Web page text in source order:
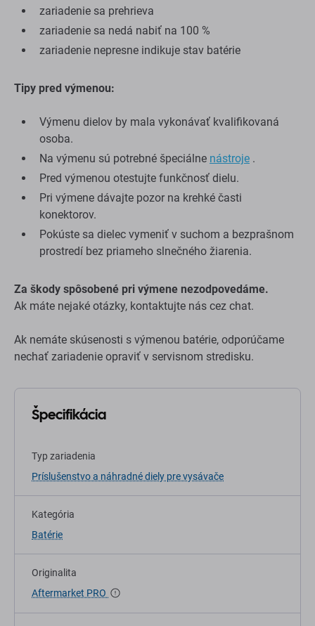
zariadenie sa prehrieva
zariadenie sa nedá nabiť na 100 %
zariadenie nepresne indikuje stav batérie
Tipy pred výmenou:
Výmenu dielov by mala vykonávať kvalifikovaná
osoba.
Na výmenu sú potrebné špeciálne nástroje .
Pred výmenou otestujte funkčnosť dielu.
Pri výmene dávajte pozor na krehké časti
konektorov.
Pokúste sa dielec vymeniť v suchom a bezprašnom
prostredí bez priameho slnečného žiarenia.
Za škody spôsobené pri výmene nezodpovedáme.
Ak máte nejaké otázky, kontaktujte nás cez chat.
Ak nemáte skúsenosti s výmenou batérie, odporúčame
nechať zariadenie opraviť v servisnom stredisku.
Špecifikácia
Typ zariadenia
Príslušenstvo a náhradné diely pre vysávače
Kategória
Batérie
Originalita
Aftermarket PRO